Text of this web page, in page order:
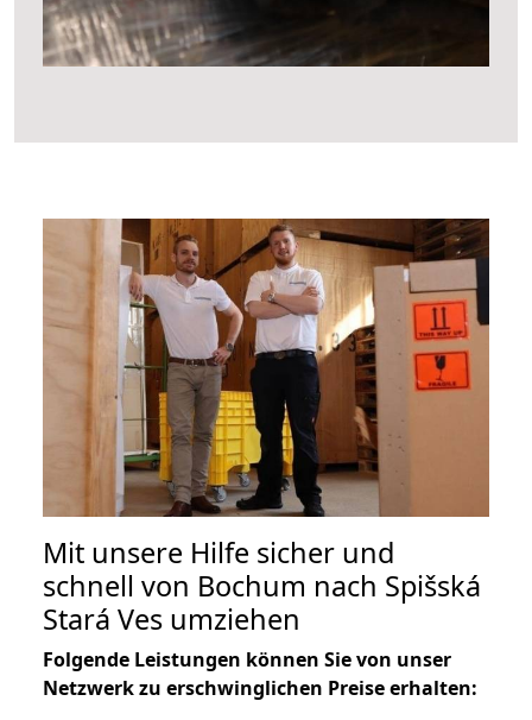
Mit unsere Hilfe sicher und
schnell von Bochum nach Spišská
Stará Ves umziehen
Folgende Leistungen können Sie von unser
Netzwerk zu erschwinglichen Preise erhalten: